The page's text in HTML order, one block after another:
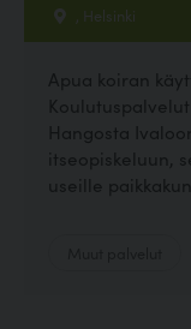
, Helsinki
Apua koiran
Hangosta
itseopiskeluun,
useille